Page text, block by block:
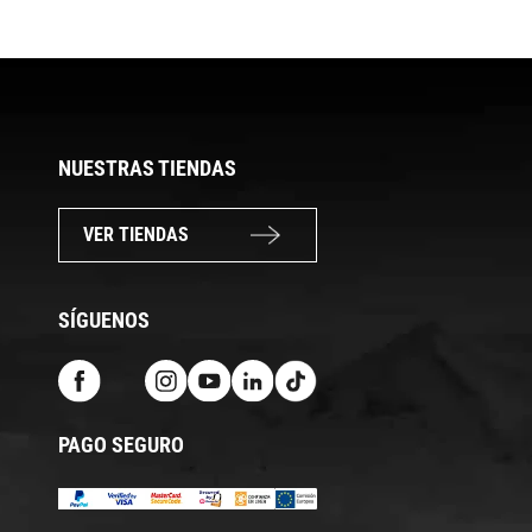
NUESTRAS TIENDAS
VER TIENDAS
SÍGUENOS
PAGO SEGURO